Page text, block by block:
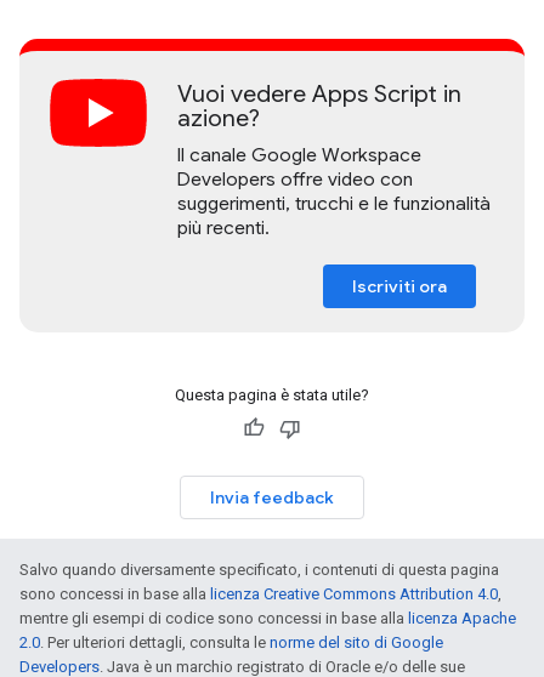
Vuoi vedere Apps Script in
azione?
Il canale Google Workspace
Developers offre video con
suggerimenti, trucchi e le funzionalità
più recenti.
Iscriviti ora
Questa pagina è stata utile?
Invia feedback
Salvo quando diversamente specificato, i contenuti di questa pagina
sono concessi in base alla licenza Creative Commons Attribution 4.0,
mentre gli esempi di codice sono concessi in base alla licenza Apache
2.0. Per ulteriori dettagli, consulta le norme del sito di Google
Developers. Java è un marchio registrato di Oracle e/o delle sue